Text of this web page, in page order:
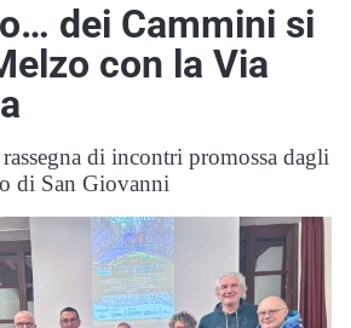
dei Cammini si
con la Via
di incontri promossa dagli
di San Giovanni